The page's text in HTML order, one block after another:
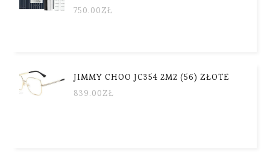
750.00ZŁ
JIMMY CHOO JC354 2M2 (56) ZŁOTE
839.00ZŁ